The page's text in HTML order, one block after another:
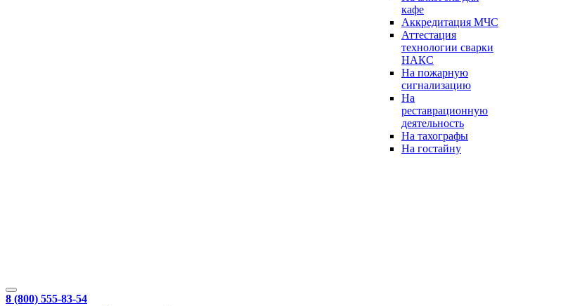
кафе
Аккредитация МЧС
Аттестация
технологии сварки
НАКС
На пожарную
сигнализацию
На
реставрационную
деятельность
На тахографы
На гостайну
8 (800) 555-83-54